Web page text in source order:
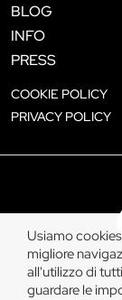
BLOG
INFO
PRESS
COOKIE POLICY
PRIVACY POLICY
Usiamo
migliore
all'utilizzo di
guardare le